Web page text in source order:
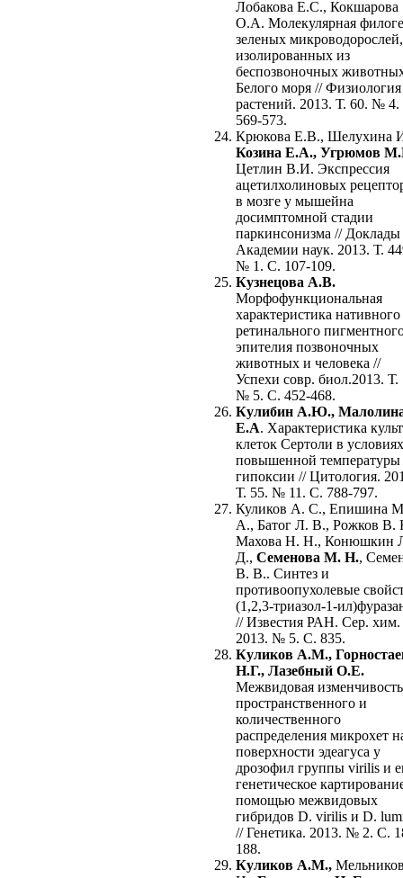
Лобакова Е.С., Кокшарова
О.А. Молекулярная
зеленых микроводорослей,
изолированных из
беспозвоночных
Белого моря // Физиология
растений. 2013. Т. 60. №
569-573.
Крюкова Е.В., Шелухина
Козина E.А., Угрюмов
Цетлин В.И. Экспрессия
ацетилхолиновых
в мозге у мышейна
досимптомной стадии
паркинсонизма // Доклады
Академии наук. 2013. Т.
№ 1. С. 107-109.
Кузнецова А.В.
Морфофункциональная
характеристика нативного
ретинального
эпителия позвоночных
животных и человека //
Успехи совр. биол.2013. Т.
№ 5. С. 452-468.
Кулибин А.Ю.,
Е.А. Характеристика
клеток Сертоли в условиях
повышенной температуры
гипоксии // Цитология.
Т. 55. № 11. С. 788-797.
Куликов А. С., Епишина
А., Батог Л. В., Рожков
Махова Н. Н., Конюшкин
Д., Семенова М. Н.,
В. В.. Синтез и
противоопухолевые
(1,2,3-триазол-1-
// Известия РАН. Сер. хим.
2013. № 5. С. 835.
Куликов А.М.,
Н.Г., Лазебный О.Е.
Межвидовая изменчивость
пространственного и
количественного
распределения микрохет
поверхности эдеагуса у
дрозофил группы virilis и
генетическое
помощью межвидовых
гибридов D. virilis и D.
// Генетика. 2013. № 2. С.
188.
Куликов А.М.,